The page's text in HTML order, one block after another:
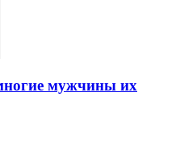
мужчины их